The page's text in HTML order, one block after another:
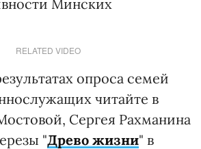
Минских
RELATED VIDEO
опроса семей
читайте в
Сергея Рахманина
"Древо жизни" в